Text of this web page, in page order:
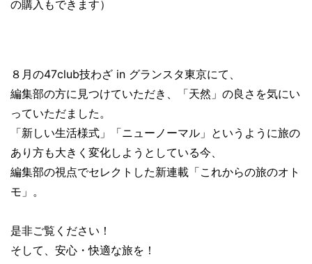
の購入もできます）
８月の47club技わざ in グランスタ東京にて、
編集部の方に見つけていただき、「天然」の良さを気にい
っていただました。
「新しい生活様式」「ニューノーマル」というように旅の
あり方も大きく変化しようとしている今、
編集部の視点でセレクトした新連載「これからの旅のオト
モ」。
是非ご覧ください！
そして、安心・快適な旅を！